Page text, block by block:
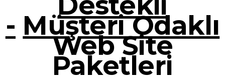
- Müşteri Odaklı
Web Site
Paketleri